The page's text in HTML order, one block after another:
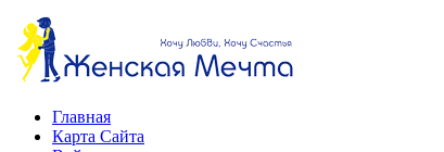
Главная
Карта Сайта